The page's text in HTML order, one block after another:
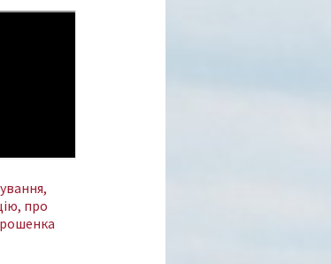
про